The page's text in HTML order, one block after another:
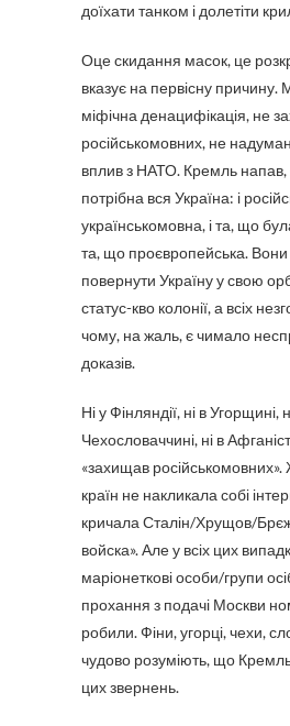
доїхати танком і долетіти
Оце скидання масок, це
вказує на первісну
міфічна денацифікація, не
російськомовних, не
вплив з НАТО. Кремль
потрібна вся Україна: і
українськомовна, і та, що
та, що проєвропейська. Вони
повернути Україну у свою
статус-кво колонії, а всіх
чому, на жаль, є чимало
доказів.
Ні у Фінляндії, ні в Угорщині,
Чехословаччині, ні в
«захищав
країн не накликала собі
кричала Сталін/Хрущов/
войска». Але у всіх цих
маріонеткові особи/групи
прохання з подачі Москви
робили. Фіни, угорці, чехи,
чудово розуміють, що
цих звернень.